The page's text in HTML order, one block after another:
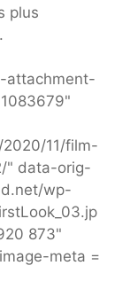
plus
attachment-
11/film-
" data-orig-
wp-
873"
meta =